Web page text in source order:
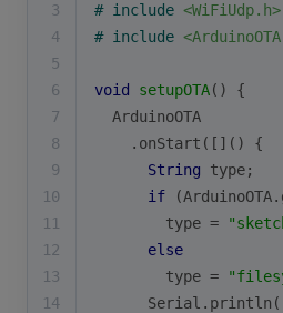
3
# include <WiFiUdp.h>
4
# include
5
6
void setupOTA()
{
7
  ArduinoOTA
8
    .
onStart ([]() {
9
String type;
10
if (ArduinoOTA.
11
        type =
12
else
13
        type =
14
Serial . println (